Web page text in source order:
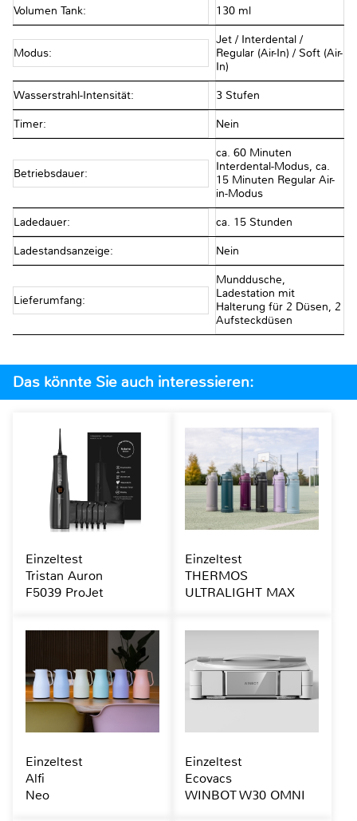
Volumen Tank: 130 ml
Modus:
Jet / Interdental /
Regular (Air-In) / Soft (Air-
In)
Wasserstrahl-Intensität: 3 Stufen
Timer: Nein
Betriebsdauer:
ca. 60 Minuten
Interdental-Modus, ca.
15 Minuten Regular Air-
in-Modus
Ladedauer: ca. 15 Stunden
Ladestandsanzeige: Nein
Lieferumfang:
Munddusche,
Ladestation mit
Halterung für 2 Düsen, 2
Aufsteckdüsen
Das könnte Sie auch interessieren:
Einzeltest
Tristan Auron
F5039 ProJet
Einzeltest
THERMOS
ULTRALIGHT MAX
Einzeltest
Alfi
Neo
Einzeltest
Ecovacs
WINBOT W30 OMNI